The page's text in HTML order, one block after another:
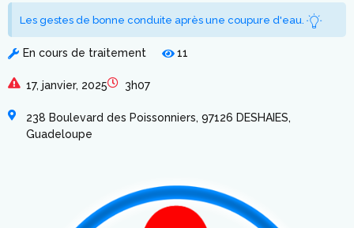
Les gestes de bonne conduite après une coupure d'eau.
En cours de traitement 11
17, janvier, 2025 3h07
238 Boulevard des Poissonniers, 97126 DESHAIES,
Guadeloupe